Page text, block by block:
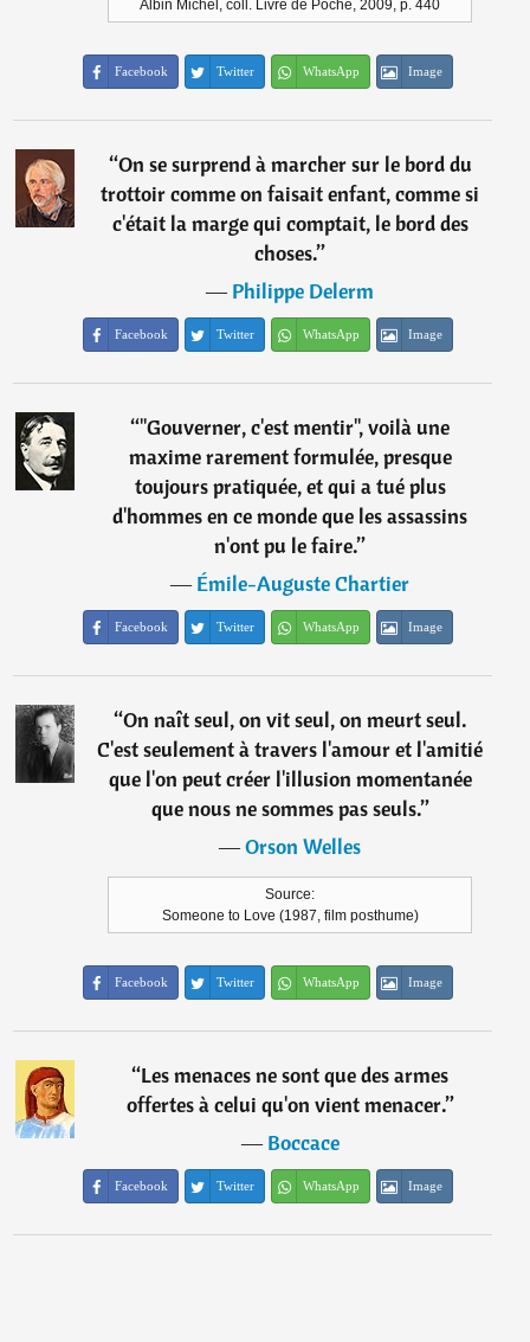
Albin Michel, coll. Livre de Poche, 2009, p. 440
Facebook Twitter WhatsApp Image
“On se surprend à marcher sur le bord du
trottoir comme on faisait enfant, comme si
c'était la marge qui comptait, le bord des
choses.”
―Philippe Delerm
Facebook Twitter WhatsApp Image
“"Gouverner, c'est mentir", voilà une
maxime rarement formulée, presque
toujours pratiquée, et qui a tué plus
d'hommes en ce monde que les assassins
n'ont pu le faire.”
―Émile-Auguste Chartier
Facebook Twitter WhatsApp Image
“On naît seul, on vit seul, on meurt seul.
C'est seulement à travers l'amour et l'amitié
que l'on peut créer l'illusion momentanée
que nous ne sommes pas seuls.”
―Orson Welles
Source:
Someone to Love (1987, film posthume)
Facebook Twitter WhatsApp Image
“Les menaces ne sont que des armes
offertes à celui qu'on vient menacer.”
―Boccace
Facebook Twitter WhatsApp Image